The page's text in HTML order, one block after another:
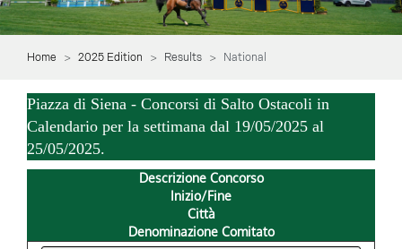
Home 2025 Edition Results National